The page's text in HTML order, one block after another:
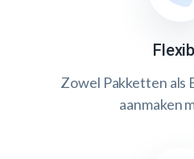
Zowel Pakketten als
aanmaken